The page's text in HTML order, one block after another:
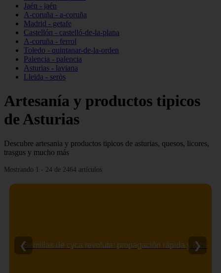
Jaén - jaén
A-coruña - a-coruña
Madrid - getafe
Castellón - castelló-de-la-plana
A-coruña - ferrol
Toledo - quintanar-de-la-orden
Palencia - palencia
Asturias - laviana
Lleida - seròs
Artesanía y productos tipicos
de Asturias
Descubre artesania y productos tipicos de asturias, quesos, licores,
trasgus y mucho más
Mostrando 1 - 24 de 2464 artículos
Semillas de cyca revoluta: propagación rápida y fácil
❮ ❯